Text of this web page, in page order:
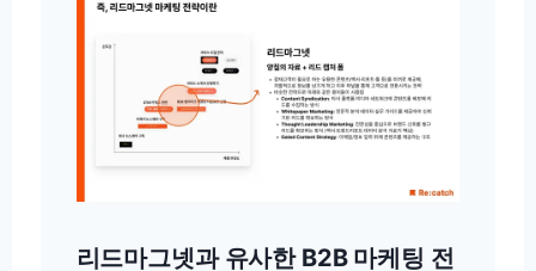
리드마그넷과 유사한 B2B 마케팅 전